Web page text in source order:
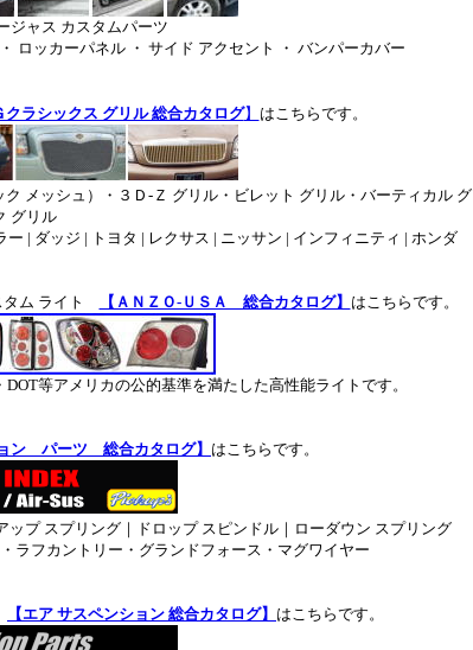
ジャス カスタムパーツ
ロッカーパネル ・ サイド アクセント ・ バンパーカバー
クラシックス グリル 総合カタログ】 はこちらです。
メッシュ）・３Ｄ-Ｚ グリル・ビレット グリル・バーティカル グ
グリル
| ダッジ | トヨタ | レクサス | ニッサン | インフィニティ | ホンダ
タム ライト 【ＡＮＺＯ-ＵＳＡ 総合カタログ】 はこちらです。
等アメリカの公的基準を満たした高性能ライトです。
ョン パーツ 総合カタログ】 はこちらです。
ップ スプリング｜ドロップ スピンドル｜ローダウン スプリング
ラフカントリー・グランドフォース・マグワイヤー
【エア サスペンション 総合カタログ】 はこちらです。